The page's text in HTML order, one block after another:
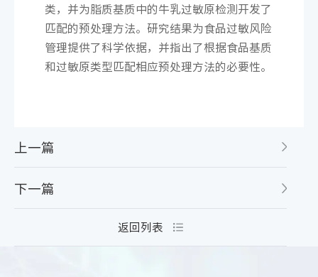
上一篇
下一篇
返回列表
类，并为脂质基质中的牛乳过敏原检测开发了
匹配的预处理方法。研究结果为食品过敏风险
管理提供了科学依据，并指出了根据食品基质
和过敏原类型匹配相应预处理方法的必要性。